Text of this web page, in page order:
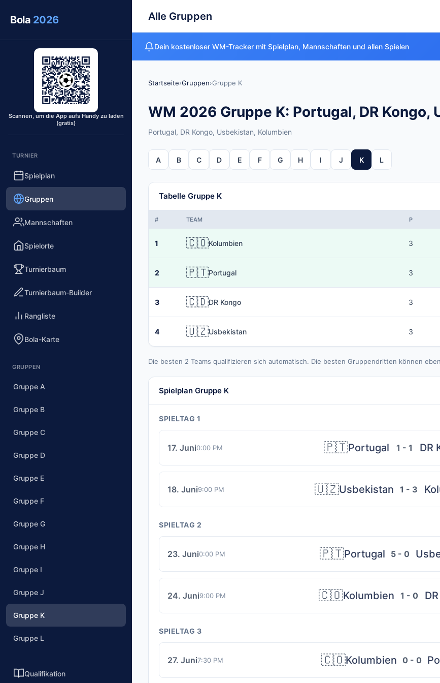
Bola 2026
Scannen, um die App aufs Handy zu laden
(gratis)
TURNIER
Spielplan
Gruppen
Mannschaften
Spielorte
Turnierbaum
Turnierbaum-Builder
Rangliste
Bola-Karte
GRUPPEN
Gruppe A
Gruppe B
Gruppe C
Gruppe D
Gruppe E
Gruppe F
Gruppe G
Gruppe H
Gruppe I
Gruppe J
Gruppe K
Gruppe L
Qualifikation
Alle Gruppen
Dein kostenloser WM-Tracker mit Spielplan, Mannschaften und allen Spielen
Startseite›Gruppen›Gruppe K
WM 2026 Gruppe K: Portugal, DR Kongo,
Portugal, DR Kongo, Usbekistan, Kolumbien
A B C D E F G H I J K L
Tabelle Gruppe K
# TEAM P
1 🇨🇴Kolumbien 3
2 🇵🇹Portugal 3
3 🇨🇩DR Kongo 3
4 🇺🇿Usbekistan 3
Die besten 2 Teams qualifizieren sich automatisch. Die besten Gruppendritten können
Spielplan Gruppe K
SPIELTAG 1
17. Juni0:00 PM 🇵🇹Portugal 1 - 1 DR
18. Juni9:00 PM 🇺🇿Usbekistan 1 - 3
SPIELTAG 2
23. Juni0:00 PM 🇵🇹Portugal 5 - 0
24. Juni9:00 PM 🇨🇴Kolumbien 1 - 0
SPIELTAG 3
27. Juni7:30 PM 🇨🇴Kolumbien 0 - 0